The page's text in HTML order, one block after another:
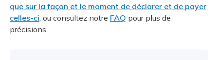
que sur la façon et le moment de déclarer et de payer
celles-ci , ou consultez notre FAQ pour plus de
précisions.